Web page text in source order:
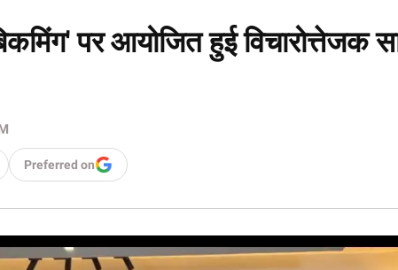
पर आयोजित हुई विचारोत्तेजक
Preferred on